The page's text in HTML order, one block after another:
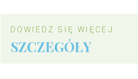
DOWIEDZ SIĘ WIĘCEJ
SZCZEGÓŁY